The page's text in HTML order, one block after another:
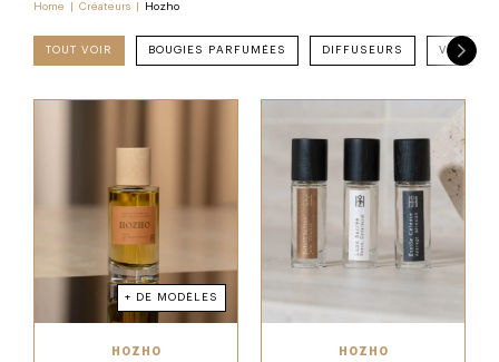
Home Créateurs Hozho
TOUT VOIR BOUGIES PARFUMÉES DIFFUSEURS
+ DE MODÈLES
HOZHO HOZHO